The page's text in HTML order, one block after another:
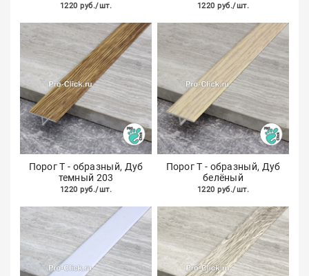
1220 руб./шт. 1220 руб./шт.
Порог Т - образный, Дуб
темный 203
1220 руб./шт.
Порог Т - образный, Дуб
белёный
1220 руб./шт.